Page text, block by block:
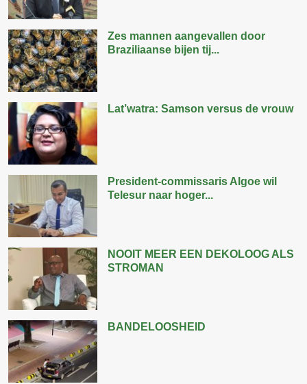
Zes mannen aangevallen door
Braziliaanse bijen tij...
Lat’watra: Samson versus de vrouw
President-commissaris Algoe wil
Telesur naar hoger...
NOOIT MEER EEN DEKOLOOG ALS
STROMAN
BANDELOOSHEID